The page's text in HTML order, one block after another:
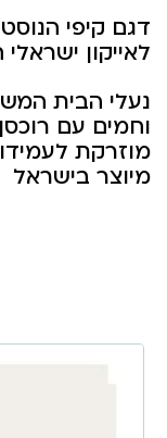
דגם קיפי
לאייקון ישראלי
נעלי הבית
וחמים עם
מוזרקת
מיוצר בישראל